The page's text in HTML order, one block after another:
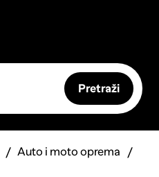
Pretraži
Auto i moto oprema